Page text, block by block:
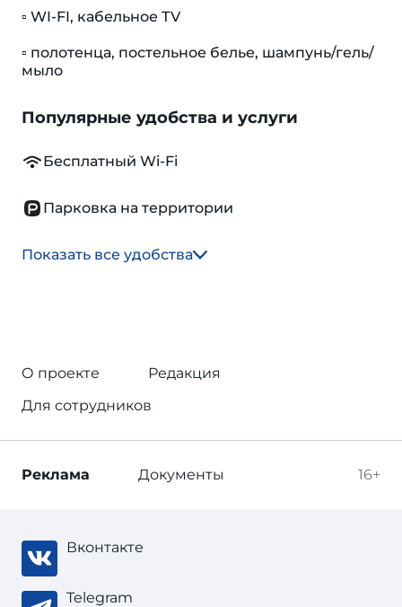
▫️ WI-FI, кабельное ТV
▫️ полотенца, постельное белье, шампунь/гель/
мыло
Популярные удобства и услуги
Бесплатный Wi-Fi
Парковка на территории
Показать все удобства
О проекте
Редакция
Для сотрудников
16+
Реклама Документы
Вконтакте
Telegram